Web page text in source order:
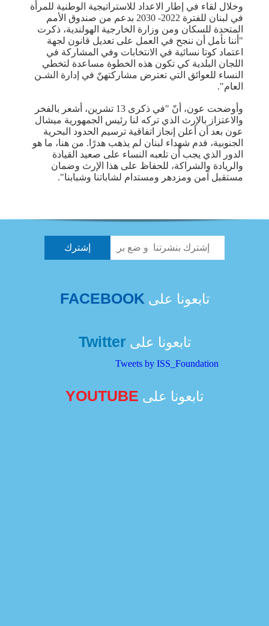
وخلال لقاء في إطار الاعداد للاستراتيجية الوطنية للمرأة
في لبنان للفترة 2022- 2030 بدعم من ​صندوق الأمم
المتحدة للسكان​ ومن وزارة الخارجية الهولندية، ذكرت
"أننا نأمل أن ننجح في العمل على تعديل قانون لجهة
اعتماد كوتا نسائية في الانتخابات وفي المشاركة في
اللجان البلدية كي تكون هذه الخطوة مساعدة لتخطي
النساء للعوائق التي تعترض مشاركتهنّ في إدارة الشـن
العام".
وأوضحت عون، أنّ "في ذكرى 13 تشرين، أشعر بالفخر
والاعتزاز بالإرث الذي تركه لنا رئيس الجمهورية ​ميشال
عون​ بعد أن أعلن إنجاز اتفاقية ترسيم الحدود البحرية
الجنوبية، فدم شهداء لبنان لم يذهب هدرًا. من هنا، ما هو
الدور الذي يجب أن تلعبه النساء على صعيد القيادة
والريادة والشراكة، للحفاظ على هذا الإرث وضمان
مستقبل آمن ومزدهر ومستدام لشاباتنا وشبابنا".
تابعونا على FACEBOOK
تابعونا علىTwitter
Tweets by ISS_Foundation
تابعونا على YOUTUBE